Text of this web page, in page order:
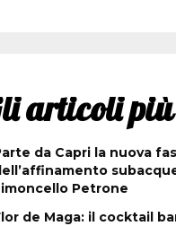
articoli
da Capri la nuova
Petrone
de Maga: il cocktail